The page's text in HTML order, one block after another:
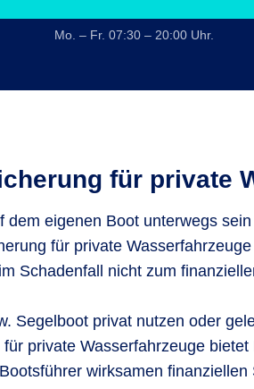
Mo. – Fr. 07:30 – 20:00 Uhr.
für private
dem eigenen Boot unterwegs
für private
Schadenfall nicht zum
Segelboot privat nutzen oder
private Wasserfahrzeuge
wirksamen finanziellen